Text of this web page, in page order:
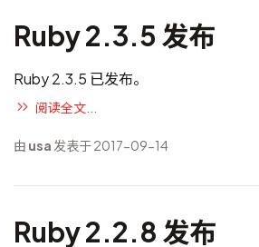
Ruby 2.3.5 发布
Ruby 2.3.5 已发布。
阅读全文...
由 usa 发表于 2017-09-14
Ruby 2.2.8 发布